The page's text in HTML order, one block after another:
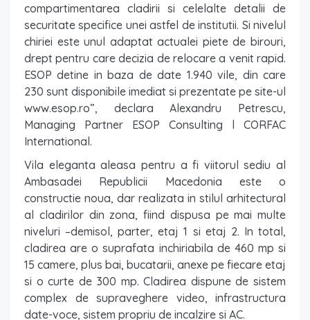
compartimentarea cladirii si celelalte detalii de
securitate specifice unei astfel de institutii. Si nivelul
chiriei este unul adaptat actualei piete de birouri,
drept pentru care decizia de relocare a venit rapid.
ESOP detine in baza de date 1.940 vile, din care
230 sunt disponibile imediat si prezentate pe site-ul
www.esop.ro”, declara Alexandru Petrescu,
Managing Partner ESOP Consulting l CORFAC
International.
Vila eleganta aleasa pentru a fi viitorul sediu al
Ambasadei Republicii Macedonia este o
constructie noua, dar realizata in stilul arhitectural
al cladirilor din zona, fiind dispusa pe mai multe
niveluri –demisol, parter, etaj 1 si etaj 2. In total,
cladirea are o suprafata inchiriabila de 460 mp si
15 camere, plus bai, bucatarii, anexe pe fiecare etaj
si o curte de 300 mp. Cladirea dispune de sistem
complex de supraveghere video, infrastructura
date-voce, sistem propriu de incalzire si AC.